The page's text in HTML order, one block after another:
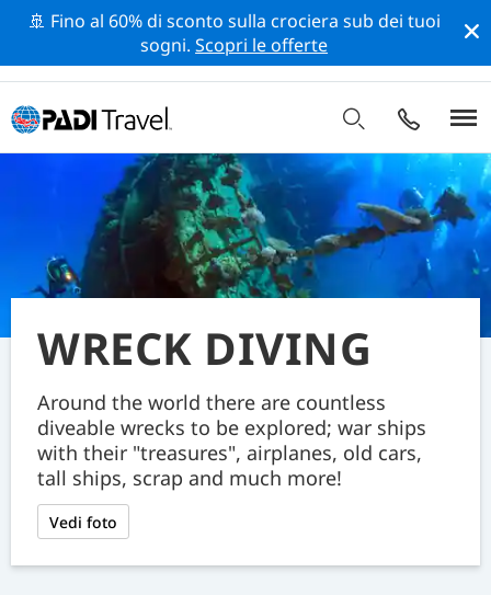
🚢 Fino al 60% di sconto sulla crociera sub dei tuoi
sogni.Scopri le offerte
WRECK DIVING
Around the world there are countless
diveable wrecks to be explored; war ships
with their "treasures", airplanes, old cars,
tall ships, scrap and much more!
Vedi foto